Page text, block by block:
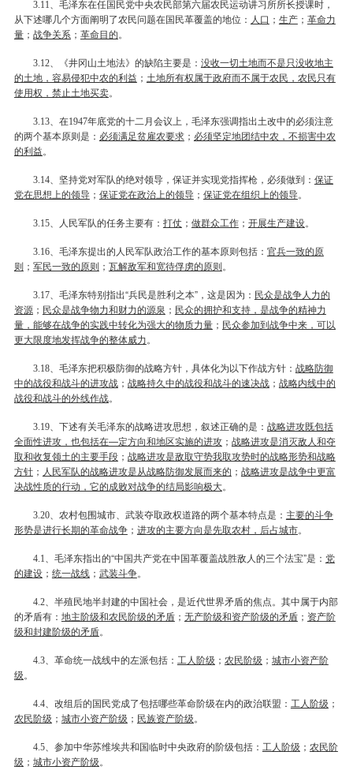
3.11
、毛泽东在任国民党中央农民部第六届农民运动讲习所所长授课时，
从下述哪几个方面阐明了农民问题在国民革覆盖的地位： 人口 ； 生产； 革命力
量； 战争关系 ； 革命目的。
3.12、《井冈山土地法》的缺陷主要是： 没收一切土地而不是只没收地主
的土地，容易侵犯中农的利益 ； 土地所有权属于政府而不属于农民，农民只有
使用权，禁止土地买卖。
3.13、在1947年底党的十二月会议上，毛泽东强调指出土改中的必须注意
的两个基本原则是： 必须满足贫雇农要求； 必须坚定地团结中农，不损害中农
的利益。
3.14、坚持党对军队的绝对领导，保证并实现党指挥枪，必须做到： 保证
党在思想上的领导； 保证党在政治上的领导； 保证党在组织上的领导。
3.15、人民军队的任务主要有： 打仗 ； 做群众工作； 开展生产建设。
3.16、毛泽东提出的人民军队政治工作的基本原则包括： 官兵一致的原
则； 军民一致的原则； 瓦解敌军和宽待俘虏的原则。
3.17、毛泽东特别指出“兵民是胜利之本”，这是因为： 民众是战争人力的
资源； 民众是战争物力和财力的源泉 ； 民众的拥护和支持，是战争的精神力
量，能够在战争的实践中转化为强大的物质力量； 民众参加到战争中来，可以
更大限度地发挥战争的整体威力。
3.18、毛泽东把积极防御的战略方针，具体化为以下作战方针： 战略防御
中的战役和战斗的进攻战； 战略持久中的战役和战斗的速决战； 战略内线中的
战役和战斗的外线作战。
3.19、下述有关毛泽东的战略进攻思想，叙述正确的是： 战略进攻既包括
全面性进攻，也包括在—定方向和地区实施的进攻； 战略进攻是消灭敌人和夺
取和收复领土的主要手段； 战略进攻是敌取守势我取攻势时的战略形势和战略
方针； 人民军队的战略进攻是从战略防御发展而来的 ； 战略进攻是战争中更富
决战性质的行动，它的成败对战争的结局影响极大。
3.20、农村包围城市、武装夺取政权道路的两个基本特点是： 主要的斗争
形势是进行长期的革命战争； 进攻的主要方向是先取农村，后占城市。
4.1 、毛泽东指出的“中国共产党在中国革覆盖战胜敌人的三个法宝”是： 党
的建设； 统一战线； 武装斗争。
4.2、半殖民地半封建的中国社会，是近代世界矛盾的焦点。其中属于内部
的矛盾有： 地主阶级和农民阶级的矛盾； 无产阶级和资产阶级的矛盾； 资产阶
级和封建阶级的矛盾。
4.3、革命统一战线中的左派包括： 工人阶级 ； 农民阶级 ； 城市小资产阶
级。
4.4、改组后的国民党成了包括哪些革命阶级在内的政治联盟： 工人阶级 ；
农民阶级 ； 城市小资产阶级 ； 民族资产阶级。
4.5、参加中华苏维埃共和国临时中央政府的阶级包括： 工人阶级 ； 农民阶
级 ； 城市小资产阶级。